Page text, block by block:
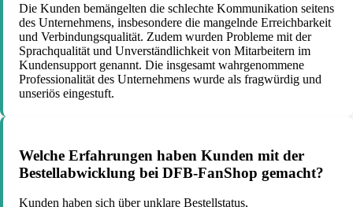
Die Kunden bemängelten die schlechte Kommunikation seitens
des Unternehmens, insbesondere die mangelnde Erreichbarkeit
und Verbindungsqualität. Zudem wurden Probleme mit der
Sprachqualität und Unverständlichkeit von Mitarbeitern im
Kundensupport genannt. Die insgesamt wahrgenommene
Professionalität des Unternehmens wurde als fragwürdig und
unseriös eingestuft.
Welche Erfahrungen haben Kunden mit der
Bestellabwicklung bei DFB-FanShop gemacht?
Kunden haben sich über unklare Bestellstatus,